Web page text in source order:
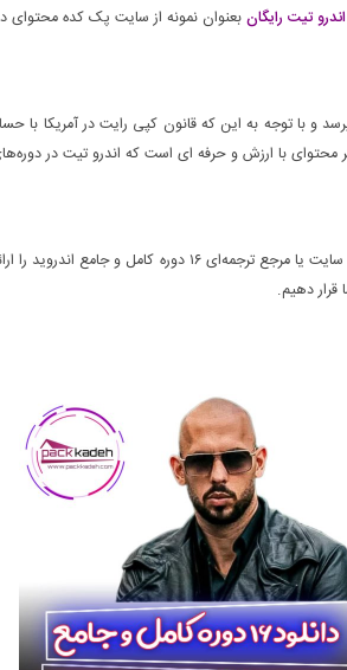
تیت رایگانبعنوان نمونه از سایت پک کده محتوای
و با توجه به این که قانون کپی رایت در آمریکا با
تمام دوره های اندروتیت در سایت پک کده موجود است و به
دهیم.